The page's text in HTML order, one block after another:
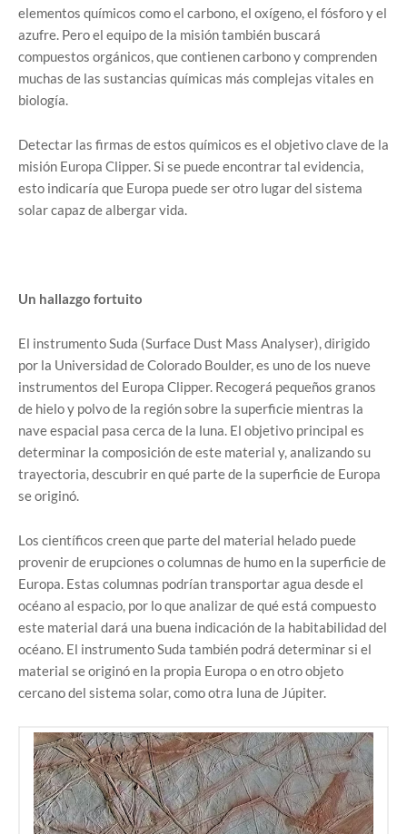
elementos químicos como el carbono, el oxígeno, el fósforo y el
azufre. Pero el equipo de la misión también buscará
compuestos orgánicos, que contienen carbono y comprenden
muchas de las sustancias químicas más complejas vitales en
biología.
Detectar las firmas de estos químicos es el objetivo clave de la
misión Europa Clipper. Si se puede encontrar tal evidencia,
esto indicaría que Europa puede ser otro lugar del sistema
solar capaz de albergar vida.
Un hallazgo fortuito
El instrumento Suda (Surface Dust Mass Analyser), dirigido
por la Universidad de Colorado Boulder, es uno de los nueve
instrumentos del Europa Clipper. Recogerá pequeños granos
de hielo y polvo de la región sobre la superficie mientras la
nave espacial pasa cerca de la luna. El objetivo principal es
determinar la composición de este material y, analizando su
trayectoria, descubrir en qué parte de la superficie de Europa
se originó.
Los científicos creen que parte del material helado puede
provenir de erupciones o columnas de humo en la superficie de
Europa. Estas columnas podrían transportar agua desde el
océano al espacio, por lo que analizar de qué está compuesto
este material dará una buena indicación de la habitabilidad del
océano. El instrumento Suda también podrá determinar si el
material se originó en la propia Europa o en otro objeto
cercano del sistema solar, como otra luna de Júpiter.